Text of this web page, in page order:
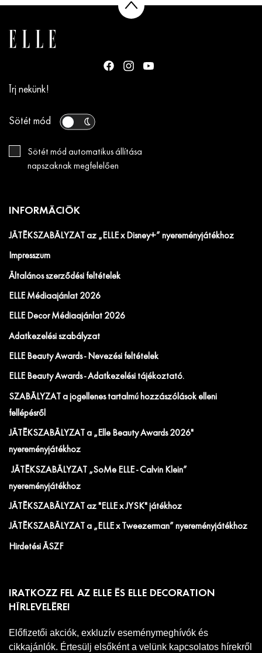
Írj nekünk!
Sötét mód
Sötét mód automatikus állítása
napszaknak megfelelően
INFORMÁCIÓK
JÁTÉKSZABÁLYZAT az „ELLE x Disney+” nyereményjátékhoz
Impresszum
Általános szerződési feltételek
ELLE Médiaajánlat 2026
ELLE Decor Médiaajánlat 2026
Adatkezelési szabályzat
ELLE Beauty Awards - Nevezési feltételek
ELLE Beauty Awards - Adatkezelési tájékoztató.
SZABÁLYZAT a jogellenes tartalmú hozzászólások elleni
fellépésről
JÁTÉKSZABÁLYZAT a „Elle Beauty Awards 2026"
nyereményjátékhoz
JÁTÉKSZABÁLYZAT „SoMe ELLE - Calvin Klein”
nyereményjátékhoz
JÁTÉKSZABÁLYZAT az "ELLE x JYSK" játékhoz
JÁTÉKSZABÁLYZAT a „ELLE x Tweezerman” nyereményjátékhoz
Hirdetési ÁSZF
IRATKOZZ FEL AZ ELLE ÉS ELLE DECORATION
HÍRLEVELÉRE!
Előfizetői akciók, exkluzív eseménymeghívók és
cikkajánlók. Értesülj elsőként a velünk kapcsolatos hírekről